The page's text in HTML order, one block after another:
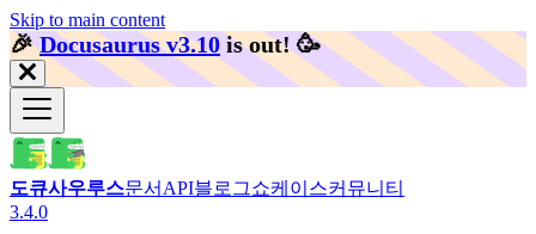
Skip to main content
🎉️Docusaurus v3.10 is out! 🥳️
도큐사우루스문서 API블로그쇼케이스커뮤니티
3.4.0